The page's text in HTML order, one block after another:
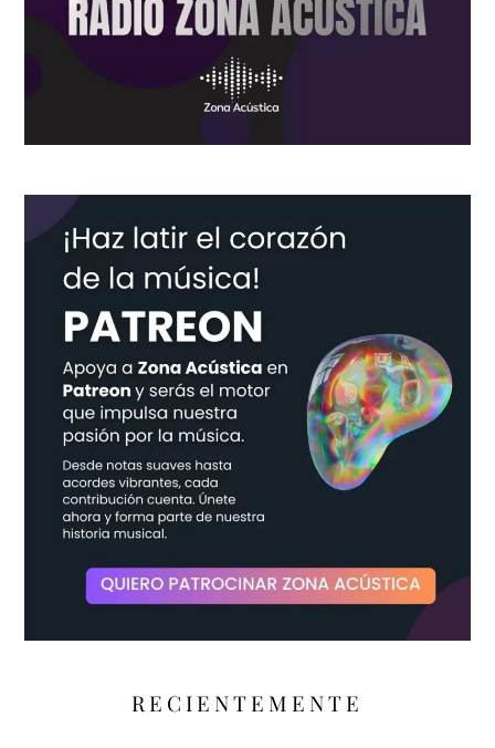
RECIENTEMENTE